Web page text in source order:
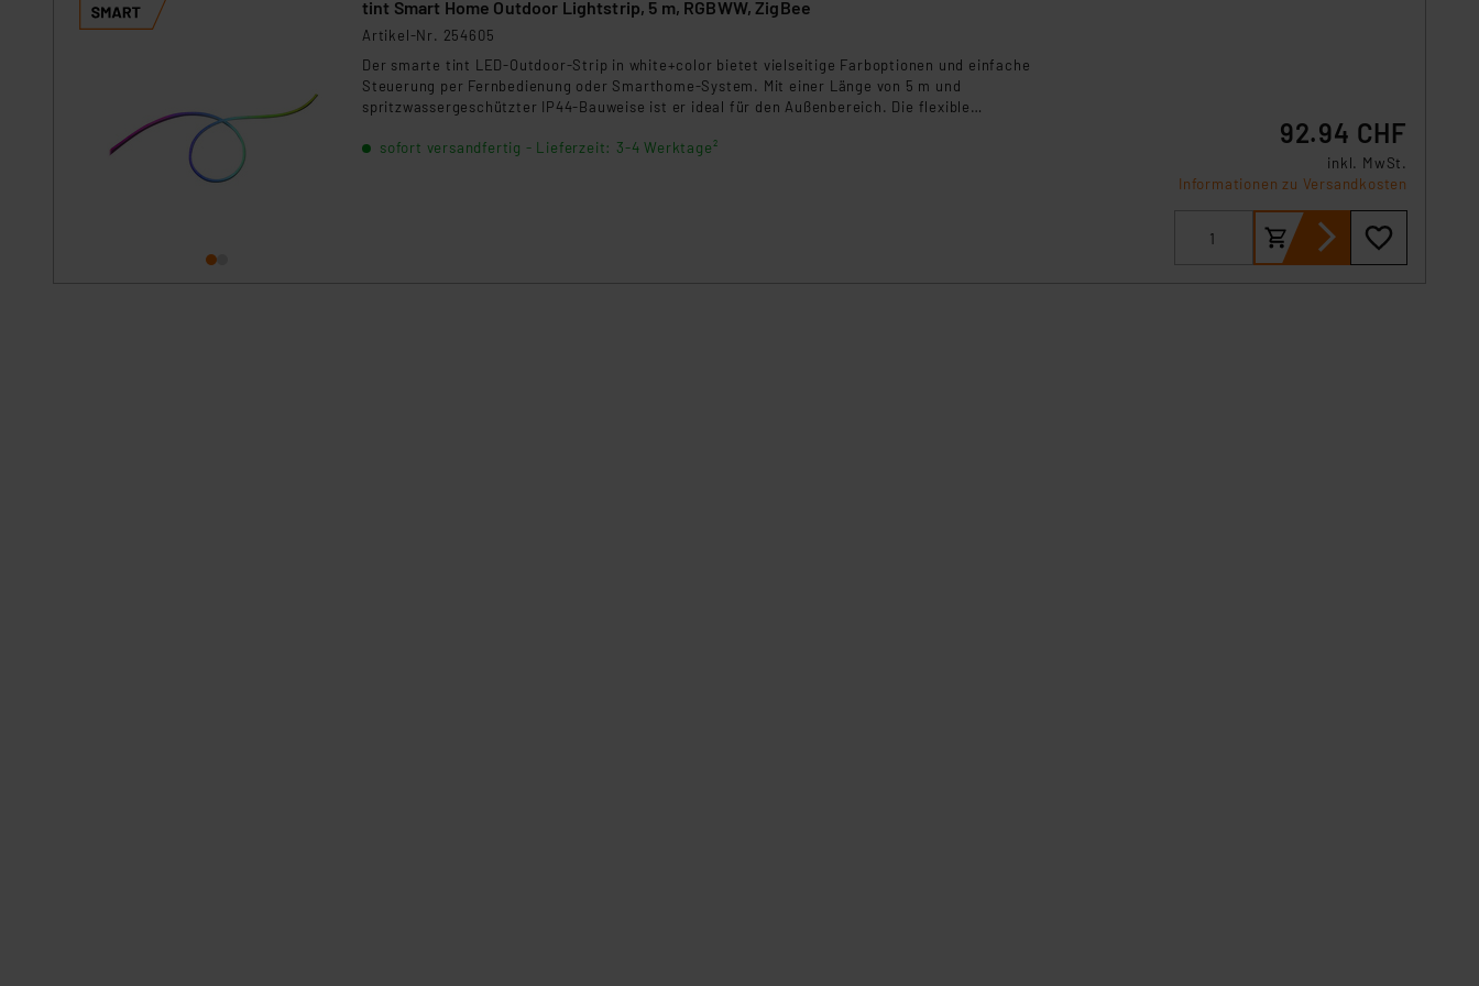
tint Smart Home Outdoor Lightstrip, 5 m, RGBWW, ZigBee
Artikel-Nr. 254605
Der smarte tint LED-Outdoor-Strip in white+color bietet vielseitige Farboptionen und einfache
Steuerung per Fernbedienung oder Smarthome-System. Mit einer Länge von 5 m und
spritzwassergeschützter IP44-Bauweise ist er ideal für den Außenbereich. Die flexible
MagentaZuhause, Samsung SmartThings, Alexa, Home Assistant und Zigbee.
sofort versandfertig - Lieferzeit: 3-4 Werktage² 92.94 CHF
inkl. MwSt.
Informationen zu Versandkosten